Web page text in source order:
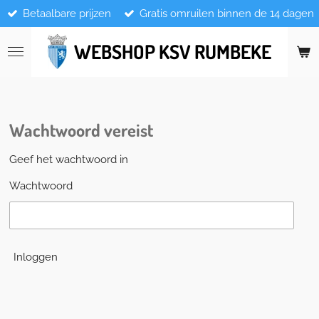
Ga
direct
naar
WEBSHOP KSV RUMBEKE
Betaalbare prijzen Gratis omruilen binnen de 14 dagen
Wachtwoord vereist
Geef het wachtwoord in
Wachtwoord
Inloggen